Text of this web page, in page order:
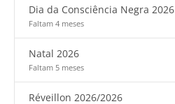
Dia da Consciência Negra 2026
Faltam 4 meses
Natal 2026
Faltam 5 meses
Réveillon 2026/2026